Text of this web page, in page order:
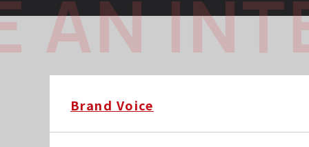
Brand Voice